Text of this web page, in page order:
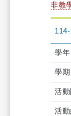
非教
學年
學期
活
活